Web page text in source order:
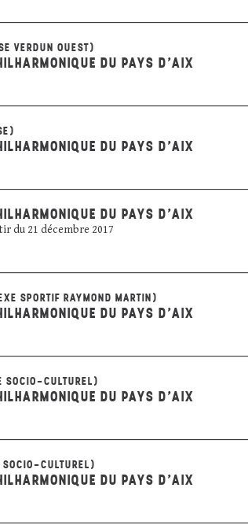
VERDUN OUEST)
DU PAYS D'AIX
DU PAYS D'AIX
DU PAYS D'AIX
du 21 décembre 2017
SPORTIF RAYMOND MARTIN)
DU PAYS D'AIX
SOCIO-CULTUREL)
DU PAYS D'AIX
CULTUREL)
DU PAYS D'AIX